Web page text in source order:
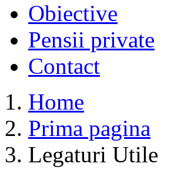
Obiective
Pensii private
Contact
Home
Prima pagina
Legaturi Utile